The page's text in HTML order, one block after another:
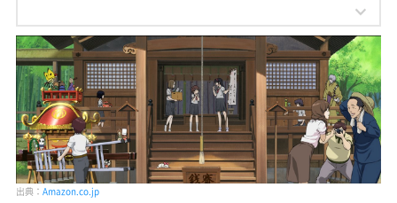
出典： Amazon.co.jp